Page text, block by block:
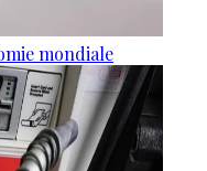
mondiale